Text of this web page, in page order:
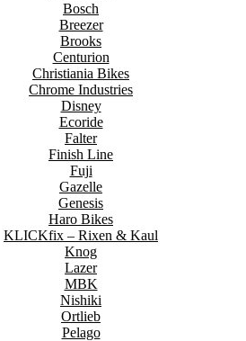
Bosch
Breezer
Brooks
Centurion
Christiania Bikes
Chrome Industries
Disney
Ecoride
Falter
Finish Line
Fuji
Gazelle
Genesis
Haro Bikes
KLICKfix – Rixen & Kaul
Knog
Lazer
MBK
Nishiki
Ortlieb
Pelago